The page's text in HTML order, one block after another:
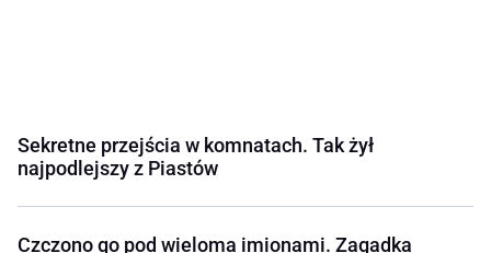
Sekretne przejścia w komnatach. Tak żył
najpodlejszy z Piastów
Czczono go pod wieloma imionami. Zagadka